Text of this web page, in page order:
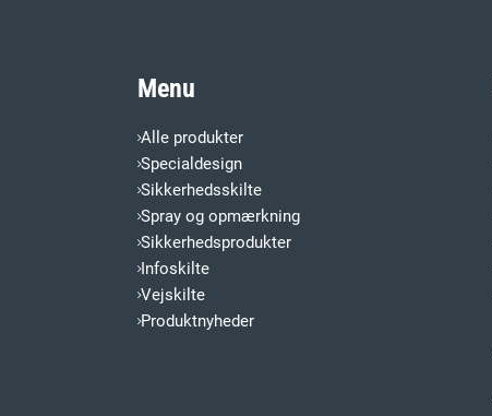
Menu
Alle produkter
Specialdesign
Sikkerhedsskilte
Spray og opmærkning
Sikkerhedsprodukter
Infoskilte
Vejskilte
Produktnyheder